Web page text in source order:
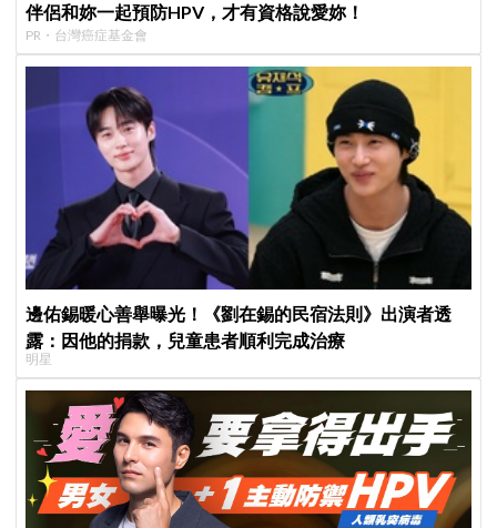
伴侶和妳一起預防HPV，才有資格說愛妳！
PR・台灣癌症基金會
邊佑錫暖心善舉曝光！《劉在錫的民宿法則》出演者透
露：因他的捐款，兒童患者順利完成治療
明星